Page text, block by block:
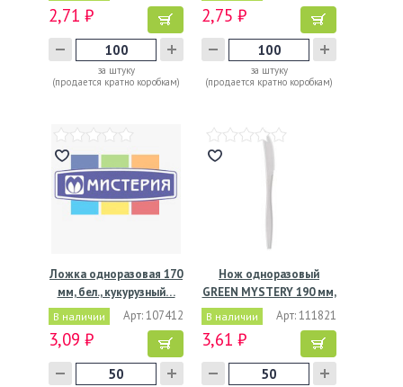
2,71 ₽
за штуку
(продается кратно коробкам)
2,75 ₽
за штуку
(продается кратно коробкам)
Ложка одноразовая 170
мм, бел., кукурузный…
В наличии Арт: 107412
3,09 ₽
Нож одноразовый
GREEN MYSTERY 190 мм,
белый,…
В наличии Арт: 111821
3,61 ₽